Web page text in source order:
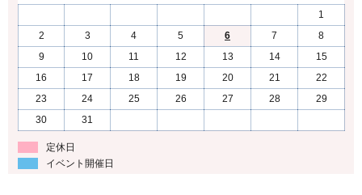
1
2
3 4 5 6 7
8
9
10 11 12 13 14
15
16
17 18 19 20 21
22
23
24 25 26 27 28
29
30
31
定休日
イベント開催日